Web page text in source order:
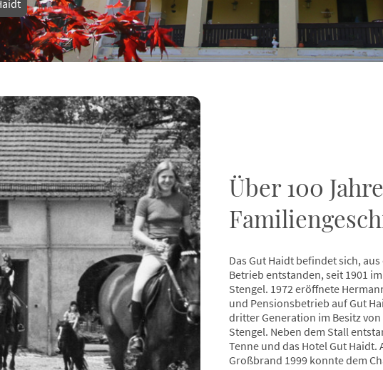
Über 100 Jahre
Das Gut Haidt befindet sich,
Betrieb entstanden, seit 1901
Stengel. 1972 eröffnete
und Pensionsbetrieb auf Gut
dritter Generation im Besitz
Stengel. Neben dem Stall
Tenne und das Hotel Gut Haidt.
Großbrand 1999 konnte dem